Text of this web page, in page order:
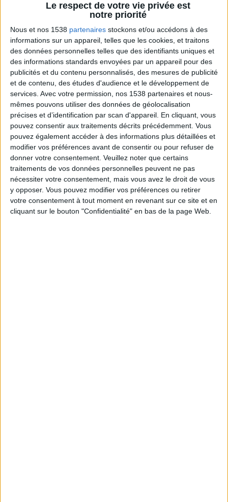
Le respect de votre vie privée est
notre priorité
Nous et nos 1538 partenaires stockons et/ou accédons à des
informations sur un appareil, telles que les cookies, et traitons
des données personnelles telles que des identifiants uniques et
des informations standards envoyées par un appareil pour des
publicités et du contenu personnalisés, des mesures de publicité
et de contenu, des études d'audience et le développement de
services. Avec votre permission, nos 1538 partenaires et nous-
mêmes pouvons utiliser des données de géolocalisation
précises et d’identification par scan d'appareil. En cliquant, vous
pouvez consentir aux traitements décrits précédemment. Vous
pouvez également accéder à des informations plus détaillées et
modifier vos préférences avant de consentir ou pour refuser de
donner votre consentement. Veuillez noter que certains
traitements de vos données personnelles peuvent ne pas
nécessiter votre consentement, mais vous avez le droit de vous
y opposer. Vous pouvez modifier vos préférences ou retirer
votre consentement à tout moment en revenant sur ce site et en
cliquant sur le bouton "Confidentialité" en bas de la page Web.
Quelle est l’équivalence des noix oléagineuses ?
34.42 Si l’on fait du sport, doit-on augmenter les
chia ? 36.19 Comment consommer du sucre au
quotidien ? 37.22 Et les cornichons ? 37.42 Un
petit carré de chocolat ? 38.10 Je suis fatigué
mais je n’ai pas faim, on m’a conseillé des jus de
fruits ? 40.07 La page d’accueil et les 5 minutes
par jour.
Combien de kilos souhaitez-vous perdre ?
Moins de
5 kilos
De 5 à 10
kilos
Plus de
10 kilos
Webinaires en direct Voir tout